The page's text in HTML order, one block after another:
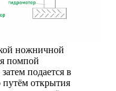
ножничной
помпой
подается в
путём открытия